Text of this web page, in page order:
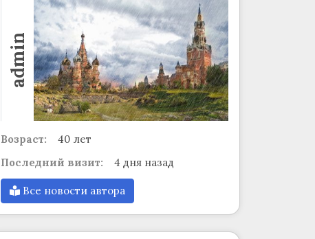
admin
Возраст:
40 лет
Последний визит:
4 дня назад
Все новости автора